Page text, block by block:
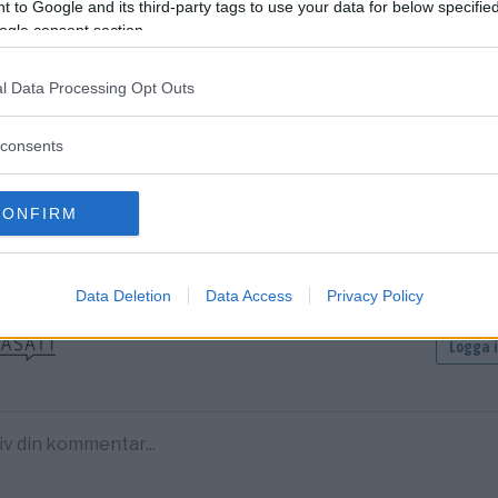
to Google and its third-party tags to use your data for below
consent section.
Data Processing Opt Outs
Data Deletion Data Access Privacy Policy
DELA PÅ FACEBOOK
nedan omfattas inte av utgivningsbeviset för